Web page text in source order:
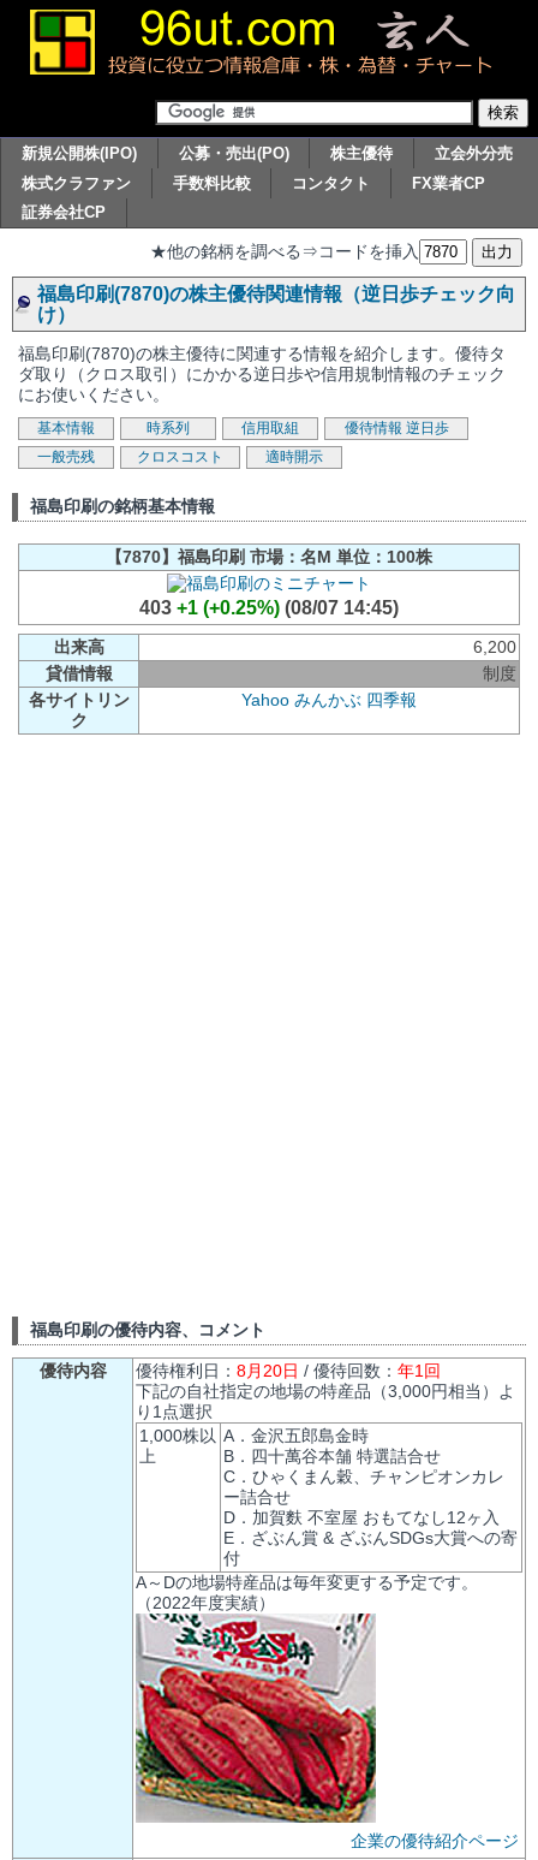
新規公開株(IPO) 公募・売出(PO) 株主優待
立会外分売
株式クラファン
手数料比較 コンタクト
FX業者CP
証券会社CP
★他の銘柄を調べる⇒コードを挿入
福島印刷(7870)の株主優待関連情報（逆日歩チェック向
け）
福島印刷(7870)の株主優待に関連する情報を紹介します。優待タ
ダ取り（クロス取引）にかかる逆日歩や信用規制情報のチェック
にお使いください。
基本情報 時系列 信用取組 優待情報 逆日歩
一般売残
クロスコスト 適時開示
福島印刷の銘柄基本情報
【7870】福島印刷 市場：名M 単位：100株
403 +1 (+0.25%) (08/07 14:45)
出来高
6,200
貸借情報
制度
各サイトリン
ク
Yahoo みんかぶ 四季報
福島印刷の優待内容、コメント
優待内容 優待権利日： 8月20日 / 優待回数： 年1回
下記の自社指定の地場の特産品（3,000円相当）よ
り1点選択
1,000株以
上
A．金沢五郎島金時
B．四十萬谷本舗 特選詰合せ
C．ひゃくまん穀、チャンピオンカレ
ー詰合せ
D．加賀麩 不室屋 おもてなし12ヶ入
E．ざぶん賞 & ざぶんSDGs大賞への寄
付
A～Dの地場特産品は毎年変更する予定です。
（2022年度実績）
企業の優待紹介ページ